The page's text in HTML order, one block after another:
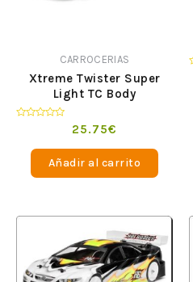
CARROCERIAS
Xtreme Twister Super
Light TC Body
25.75€
Añadir al carrito